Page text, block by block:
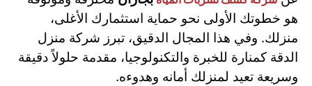
هو خطوتك الأولى نحو حماية استثمارك الأغلى،
منزلك. وفي هذا المجال الدقيق، تبرز شركة منزل
الدقة كمنارة للخبرة والتكنولوجيا، مقدمة حلولاً دقيقة
وسريعة تعيد لمنزلك أمانه وهدوءه.